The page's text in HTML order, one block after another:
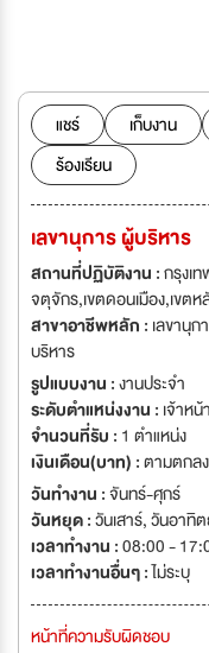
แชร์ เก็บงาน
ร้องเรียน
เลขานุการ ผู้บริหาร
สถานที่ปฏิบัติงาน :กรุงเ
จตุจักร,เขตดอนเมือง,เขตห
สาขาอาชีพหลัก : เลขานุก
บริหาร
รูปแบบงาน :งานประจำ
ระดับตำแหน่งงาน : เจ้าห
จำนวนที่รับ : 1 ตำแหน่ง
เงินเดือน(บาท) :ตามตกลง
วันทำงาน :จันทร์-ศุกร์
วันหยุด :วันเสาร์,วันอาทิ
เวลาทำงาน :08:00 -
เวลาทำงานอื่นๆ :ไม่ระบุ
หน้าที่ความรับผิดชอบ